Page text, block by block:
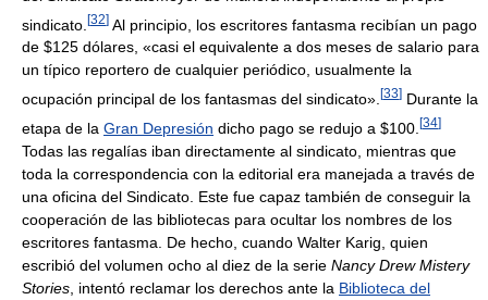
sindicato. [32] Al principio, los escritores fantasma recibían un pago
de $125 dólares, «casi el equivalente a dos meses de salario para
un típico reportero de cualquier periódico, usualmente la
ocupación principal de los fantasmas del sindicato». [33] Durante la
etapa de la Gran Depresión dicho pago se redujo a $100. [34]
Todas las regalías iban directamente al sindicato, mientras que
toda la correspondencia con la editorial era manejada a través de
una oficina del Sindicato. Este fue capaz también de conseguir la
cooperación de las bibliotecas para ocultar los nombres de los
escritores fantasma. De hecho, cuando Walter Karig, quien
escribió del volumen ocho al diez de la serie Nancy Drew Mistery
Stories , intentó reclamar los derechos ante la Biblioteca del